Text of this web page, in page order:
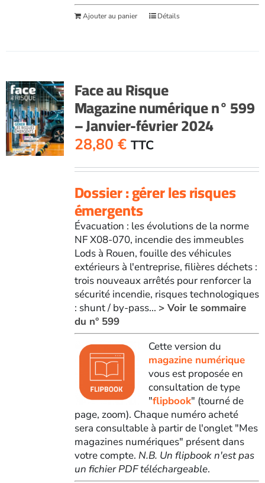
Ajouter au panier Détails
Face au Risque
Magazine numérique n° 599
– Janvier-février 2024
28,80 € TTC
Dossier : gérer les risques
émergents
Évacuation : les évolutions de la norme
NF X08-070, incendie des immeubles
Lods à Rouen, fouille des véhicules
extérieurs à l'entreprise, filières déchets :
trois nouveaux arrêtés pour renforcer la
sécurité incendie, risques technologiques
: shunt / by-pass... > Voir le sommaire
du n° 599
Cette version du
magazine numérique
vous est proposée en
consultation de type
"flipbook" (tourné de
page, zoom). Chaque numéro acheté
sera consultable à partir de l'onglet "Mes
magazines numériques" présent dans
votre compte. N.B. Un flipbook n'est pas
un fichier PDF téléchargeable.